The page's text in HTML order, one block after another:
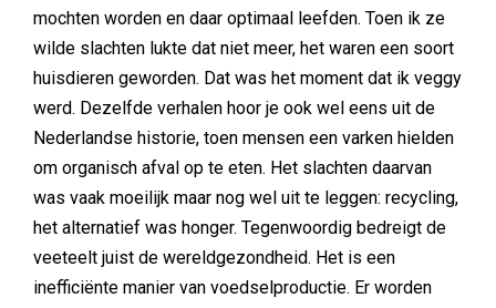
mochten worden en daar optimaal leefden. Toen ik ze
wilde slachten lukte dat niet meer, het waren een soort
huisdieren geworden. Dat was het moment dat ik veggy
werd. Dezelfde verhalen hoor je ook wel eens uit de
Nederlandse historie, toen mensen een varken hielden
om organisch afval op te eten. Het slachten daarvan
was vaak moeilijk maar nog wel uit te leggen: recycling,
het alternatief was honger. Tegenwoordig bedreigt de
veeteelt juist de wereldgezondheid. Het is een
inefficiënte manier van voedselproductie. Er worden